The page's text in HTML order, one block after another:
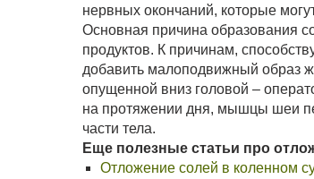
нервных окончаний, которые
Основная причина образования
продуктов. К причинам,
добавить малоподвижный образ
опущенной вниз головой –
на протяжении дня, мышцы шеи
части тела.
Еще полезные статьи про
Отложение солей в коленном